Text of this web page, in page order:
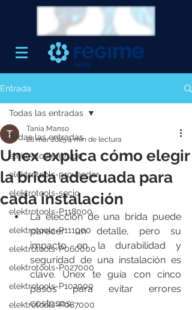
Entrada
Todas las entradas
elektrotools-grupo
elektrotools-proveedor
elektrotools-socio
elektrotools-P118000
elektrotools-P111000
elektrotools-P060000
elektrotools-P027000
elektrotools-P102000
elektrotools-P087000
Todas las entradas
Unex explica cómo elegir
la brida adecuada para
cada instalación
Tania Manso
28 mar 20254 min de lectura
La elección de una brida puede
parecer un detalle, pero su
impacto en la durabilidad y
seguridad de una instalación es
clave. Unex te guía con cinco
pasos para evitar errores
costosos.